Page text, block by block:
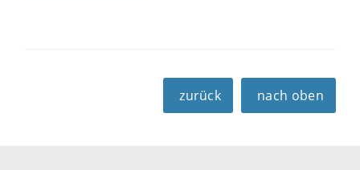
zurück nach oben